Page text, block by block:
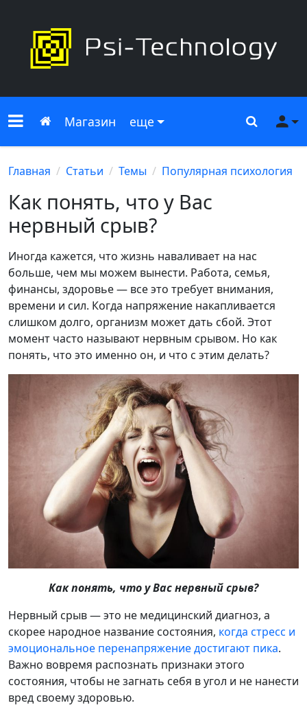
Меню сайта
Главная
Магазин еще Поиск
Главная Статьи Темы Популярная психология
Как понять, что у Вас
нервный срыв?
Иногда кажется, что жизнь наваливает на нас
больше, чем мы можем вынести. Работа, семья,
финансы, здоровье — все это требует внимания,
времени и сил. Когда напряжение накапливается
слишком долго, организм может дать сбой. Этот
момент часто называют нервным срывом. Но как
понять, что это именно он, и что с этим делать?
Как понять, что у Вас нервный срыв?
Нервный срыв — это не медицинский диагноз, а
скорее народное название состояния, когда стресс и
эмоциональное перенапряжение достигают пика.
Важно вовремя распознать признаки этого
состояния, чтобы не загнать себя в угол и не нанести
вред своему здоровью.